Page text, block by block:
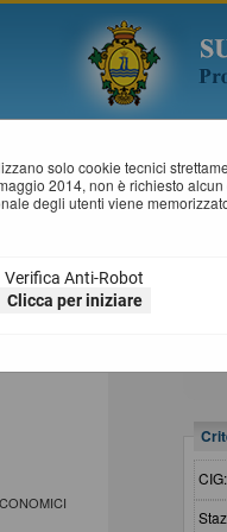
e contratti» Riepilogo
solo cookie tecnici
2014, non è richiesto
degli utenti viene
Verifica Anti-Robot
Clicca per iniziare
CIG: